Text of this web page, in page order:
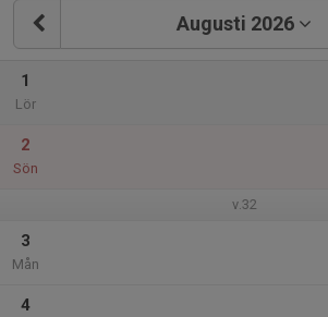
Augusti 2026
1
Lör
2
Sön
v.32
3
Mån
4